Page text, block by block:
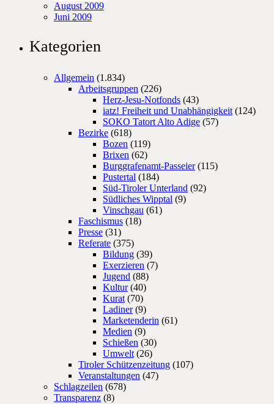
August 2009
Juni 2009
Kategorien
Allgemein (1.834)
Arbeitsgruppen (226)
Herz-Jesu-Notfonds (43)
iatz! Freiheit und Unabhängigkeit (124)
SOKO Tatort Alto Adige (57)
Bezirke (618)
Bozen (119)
Brixen (62)
Burggrafenamt-Passeier(115)
Pustertal (184)
Süd-Tiroler Unterland (92)
Südliches Wipptal (9)
Vinschgau (61)
Faschismus (18)
Presse (31)
Referate (375)
Bildung (39)
Exerzieren (7)
Jugend (88)
Kultur(40)
Kurat (70)
Ladiner(9)
Marketenderin (61)
Medien (9)
Schießen (30)
Umwelt (26)
Tiroler Schützenzeitung (107)
Veranstaltungen (47)
Schlagzeilen (678)
Transparenz (8)